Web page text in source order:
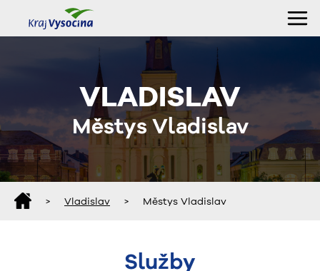
VLADISLAV
Městys Vladislav
> Vladislav > Městys Vladislav
Služby